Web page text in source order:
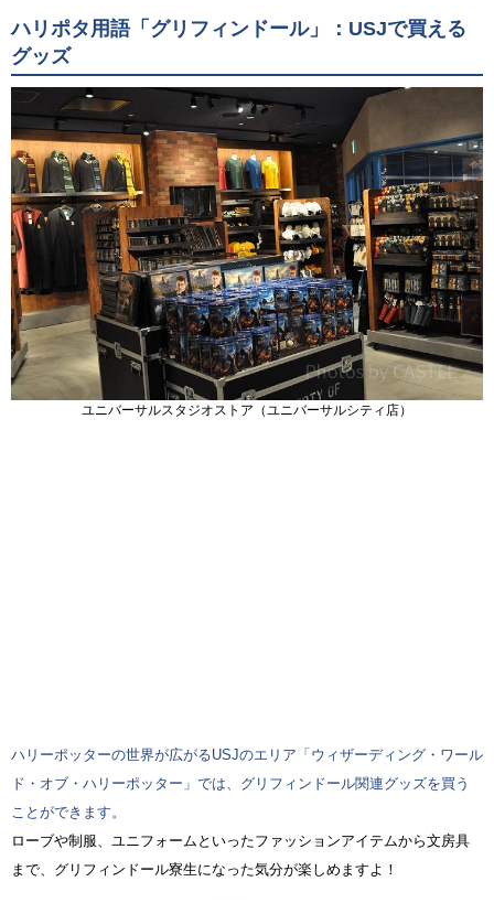
ハリポタ用語「グリフィンドール」：USJで買える
グッズ
ユニバーサルスタジオストア（ユニバーサルシティ店）
ハリーポッターの世界が広がるUSJのエリア「ウィザーディング・ワール
ド・オブ・ハリーポッター」では、グリフィンドール関連グッズを買う
ことができます。
ローブや制服、ユニフォームといったファッションアイテムから文房具
まで、グリフィンドール寮生になった気分が楽しめますよ！